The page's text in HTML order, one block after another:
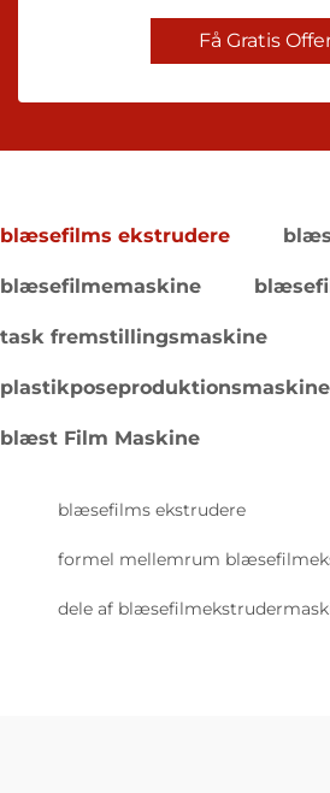
Få Gratis
blæsefilms ekstrudere
blæsefilmemaskine
task fremstillingsmaskine
plastikposeproduktionsmaskine
blæst Film Maskine
blæsefilms ekstrudere
formel mellemrum
dele af